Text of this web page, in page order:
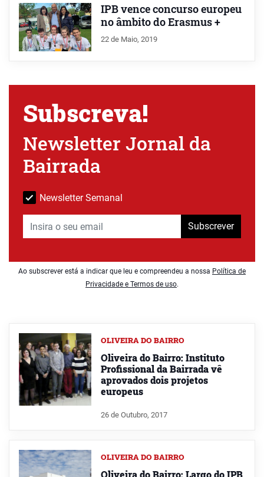
IPB vence concurso europeu
no âmbito do Erasmus +
22 de Maio, 2019
Subscreva!
Newsletter Jornal da
Bairrada
Newsletter Semanal
Subscrever
Ao subscrever está a indicar que leu e compreendeu a nossa Política de
Privacidade e Termos de uso.
OLIVEIRA DO BAIRRO
Oliveira do Bairro: Instituto
Profissional da Bairrada vê
aprovados dois projetos
europeus
26 de Outubro, 2017
OLIVEIRA DO BAIRRO
Oliveira do Bairro: Largo do IPB